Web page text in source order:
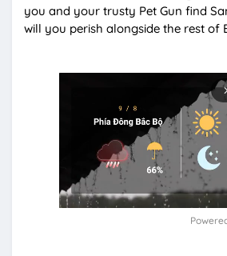
you and your trusty Pet Gun find
will you perish alongside the rest of
arrow_forward_ios